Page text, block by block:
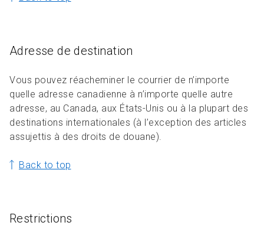
Adresse de destination
Vous pouvez réacheminer le courrier de n’importe
quelle adresse canadienne à n’importe quelle autre
adresse, au Canada, aux États-Unis ou à la plupart des
destinations internationales (à l’exception des articles
assujettis à des droits de douane).
Back to top
Restrictions